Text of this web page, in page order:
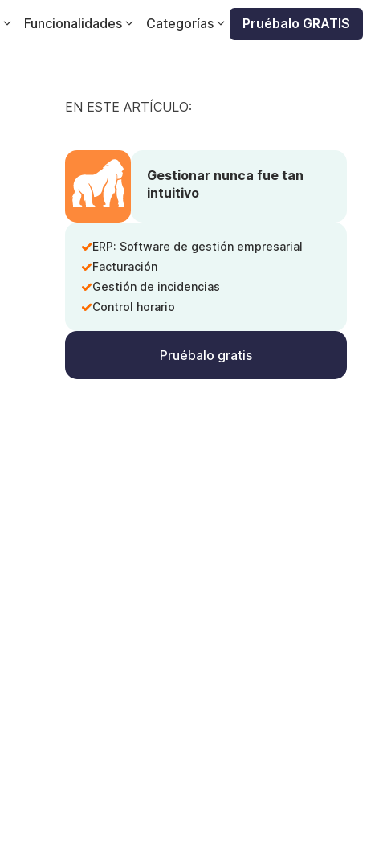
Funcionalidades Categorías Pruébalo GRATIS
EN ESTE ARTÍCULO:
Gestionar nunca fue tan
intuitivo
ERP: Software de gestión empresarial
Facturación
Gestión de incidencias
Control horario
Pruébalo gratis